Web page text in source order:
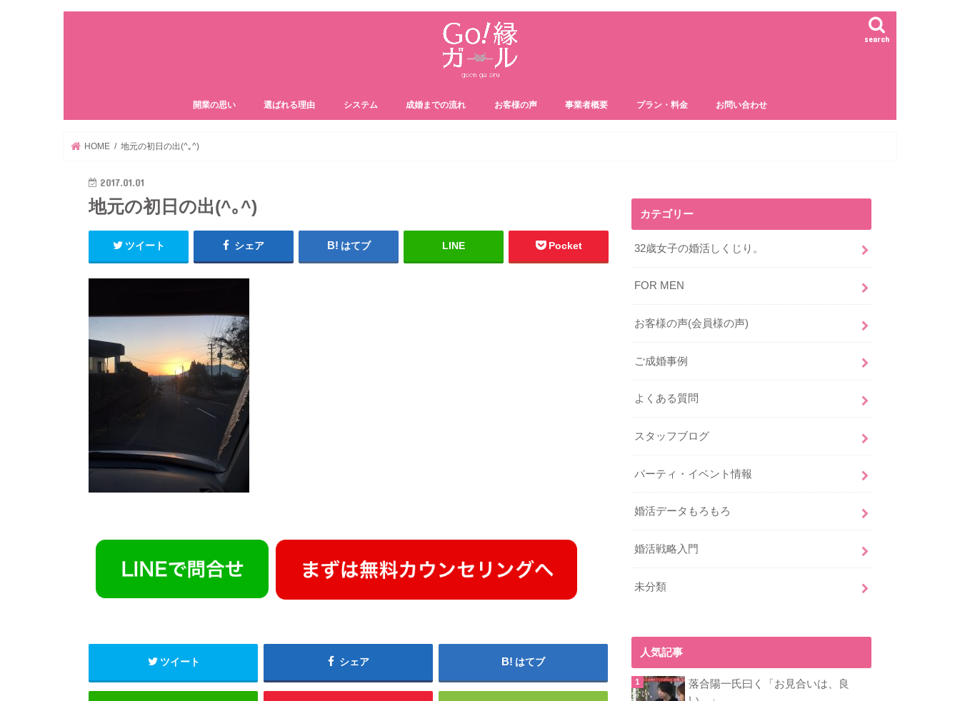
search
開業の思い 選ばれる理由 システム 成婚までの流れ お客様の声 事業者概要 プラン・料金 お問い合わせ
HOME 地元の初日の出(^｡^)
2017.01.01
地元の初日の出(^｡^)
ツイート シェア はてブ LINE Pocket
ツイート シェア はてブ
カテゴリー
32歳女子の婚活しくじり。
FOR MEN
お客様の声(会員様の声)
ご成婚事例
よくある質問
スタッフブログ
パーティ・イベント情報
婚活データもろもろ
婚活戦略入門
未分類
人気記事
落合陽一氏曰く「お見合いは、良